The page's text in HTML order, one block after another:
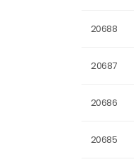
20688
20687
20686
20685